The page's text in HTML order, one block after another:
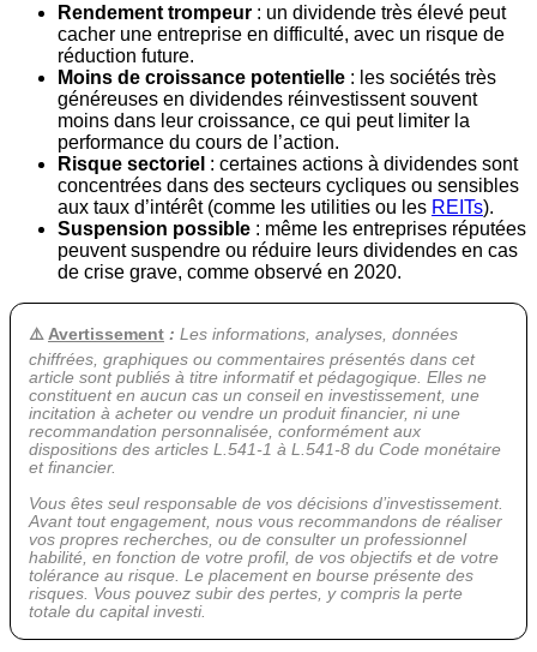
Rendement trompeur : un dividende très élevé peut
cacher une entreprise en difficulté, avec un risque de
réduction future.
Moins de croissance potentielle : les sociétés très
généreuses en dividendes réinvestissent souvent
moins dans leur croissance, ce qui peut limiter la
performance du cours de l’action.
Risque sectoriel : certaines actions à dividendes sont
concentrées dans des secteurs cycliques ou sensibles
aux taux d’intérêt (comme les utilities ou les REITs).
Suspension possible : même les entreprises réputées
peuvent suspendre ou réduire leurs dividendes en cas
de crise grave, comme observé en 2020.
⚠️ Avertissement : Les informations, analyses, données
chiffrées, graphiques ou commentaires présentés dans cet
article sont publiés à titre informatif et pédagogique. Elles ne
constituent en aucun cas un conseil en investissement, une
incitation à acheter ou vendre un produit financier, ni une
recommandation personnalisée, conformément aux
dispositions des articles L.541-1 à L.541-8 du Code monétaire
et financier.
Vous êtes seul responsable de vos décisions d’investissement.
Avant tout engagement, nous vous recommandons de réaliser
vos propres recherches, ou de consulter un professionnel
habilité, en fonction de votre profil, de vos objectifs et de votre
tolérance au risque. Le placement en bourse présente des
risques. Vous pouvez subir des pertes, y compris la perte
totale du capital investi.